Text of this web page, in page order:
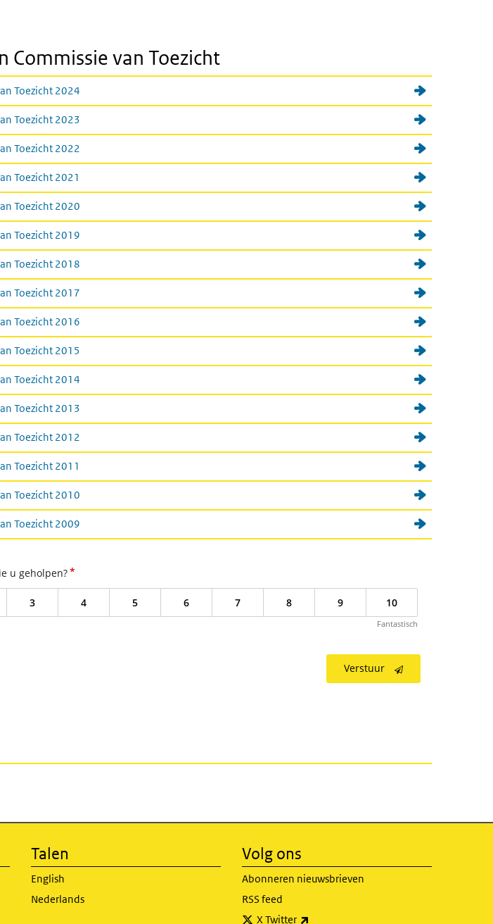
Commissie van Toezicht
Toezicht 2024
Toezicht 2023
Toezicht 2022
Toezicht 2021
Toezicht 2020
Toezicht 2019
Toezicht 2018
Toezicht 2017
Toezicht 2016
Toezicht 2015
Toezicht 2014
Toezicht 2013
Toezicht 2012
Toezicht 2011
Toezicht 2010
Toezicht 2009
u geholpen?*
3 4 5 6 7 8 9 10
Fantastisch
Verstuur
Talen
English
Nederlands
Volg ons
Abonneren nieuwsbrieven
RSS feed
X Twitter